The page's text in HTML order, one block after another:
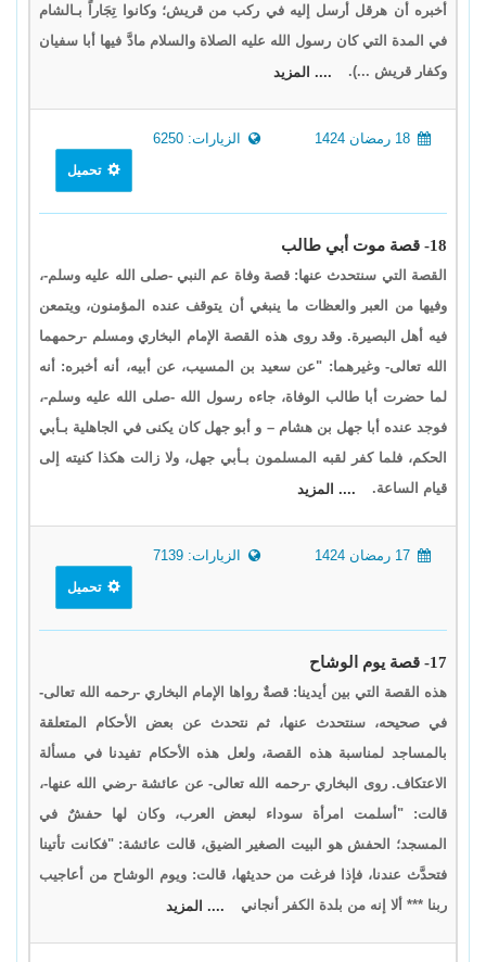
أخبره أن هرقل أرسل إليه في ركب من قريش؛ وكانوا تِجَاراً بـالشام
في المدة التي كان رسول الله عليه الصلاة والسلام مادَّ فيها أبا سفيان
وكفار قريش ...).
.... المزيد
الزيارات: 6250
تحميل
18- قصة موت أبي طالب
القصة التي سنتحدث عنها: قصة وفاة عم النبي -صلى الله عليه وسلم-،
وفيها من العبر والعظات ما ينبغي أن يتوقف عنده المؤمنون، ويتمعن
فيه أهل البصيرة. وقد روى هذه القصة الإمام البخاري ومسلم -رحمهما
الله تعالى- وغيرهما: "عن سعيد بن المسيب، عن أبيه، أنه أخبره: أنه
لما حضرت أبا طالب الوفاة، جاءه رسول الله -صلى الله عليه وسلم-،
فوجد عنده أبا جهل بن هشام – و أبو جهل كان يكنى في الجاهلية بـأبي
الحكم، فلما كفر لقبه المسلمون بـأبي جهل، ولا زالت هكذا كنيته إلى
قيام الساعة.
.... المزيد
الزيارات: 7139
تحميل
17- قصة يوم الوشاح
هذه القصة التي بين أيدينا: قصةٌ رواها الإمام البخاري -رحمه الله تعالى-
في صحيحه، سنتحدث عنها، ثم نتحدث عن بعض الأحكام المتعلقة
بالمساجد لمناسبة هذه القصة، ولعل هذه الأحكام تفيدنا في مسألة
الاعتكاف. روى البخاري -رحمه الله تعالى- عن عائشة -رضي الله عنها-،
قالت: "أسلمت امرأة سوداء لبعض العرب، وكان لها حفشٌ في
المسجد؛ الحفش هو البيت الصغير الضيق، قالت عائشة: "فكانت تأتينا
فتحدَّث عندنا، فإذا فرغت من حديثها، قالت: ويوم الوشاح من أعاجيب
ربنا *** ألا إنه من بلدة الكفر أنجاني
.... المزيد